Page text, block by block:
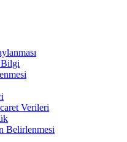
Bilgi
Verileri
Belirlenmesi